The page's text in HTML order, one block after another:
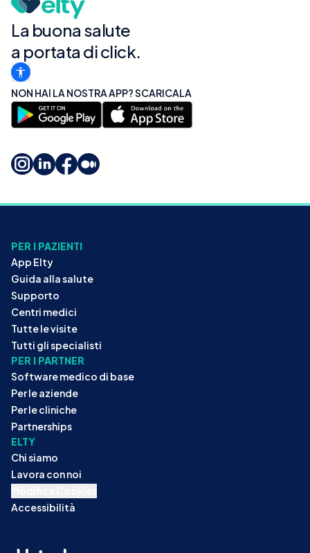
La buona salute
a portata di click.
NON HAI LA NOSTRA APP? SCARICALA
PER I PAZIENTI
App Elty
Guida alla salute
Supporto
Centri medici
Tutte le visite
Tutti gli specialisti
PER I PARTNER
Software medico di base
Per le aziende
Per le cliniche
Partnerships
ELTY
Chi siamo
Lavora con noi
Accessibilità